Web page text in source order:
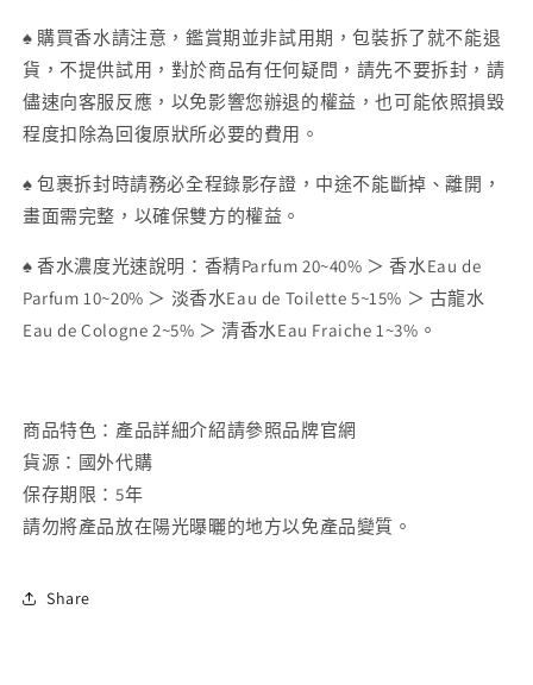
♠ 購買香水請注意，鑑賞期並非試用期，包裝拆了就不能退
貨，不提供試用，對於商品有任何疑問，請先不要拆封，請
儘速向客服反應，以免影響您辦退的權益，也可能依照損毀
程度扣除為回復原狀所必要的費用。
♠ 包裹拆封時請務必全程錄影存證，中途不能斷掉、離開，
畫面需完整，以確保雙方的權益。
♠ 香水濃度光速說明：香精Parfum 20~40% ＞ 香水Eau de
Parfum 10~20% ＞ 淡香水Eau de Toilette 5~15% ＞ 古龍水
Eau de Cologne 2~5% ＞ 清香水Eau Fraiche 1~3%。
商品特色：產品詳細介紹請參照品牌官網
貨源：國外代購
保存期限：5年
請勿將產品放在陽光曝曬的地方以免產品變質。
Share